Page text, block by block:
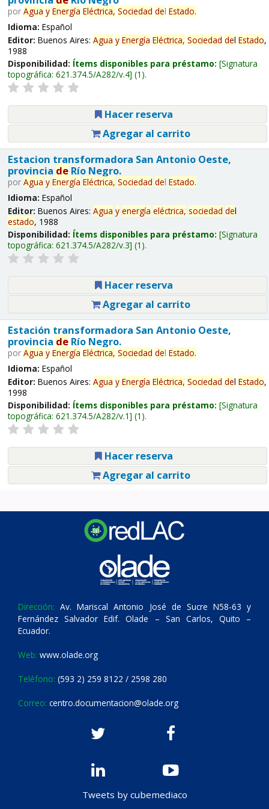
por Agua y Energía Eléctrica, Sociedad del Estado.
Idioma: Español
Editor: Buenos Aires: Agua y Energía Eléctrica, Sociedad del Estado,
1988
Disponibilidad: Ítems disponibles para préstamo: Signatura
topográfica: 621.374.5/A282/v.4 (1).
Hacer reserva
Agregar al carrito
Estacion transformadora San Antonio Oeste,
provincia deRío Negro.
por Agua y Energía Eléctrica, Sociedad del Estado.
Idioma: Español
Editor: Buenos Aires: Agua y energía eléctrica, sociedad del
estado, 1988
Disponibilidad: Ítems disponibles para préstamo: Signatura
topográfica: 621.374.5/A282/v.3 (1).
Hacer reserva
Agregar al carrito
Estación transformadora San Antonio Oeste,
provincia deRío Negro.
por Agua y Energía Eléctrica, Sociedad del Estado.
Idioma: Español
Editor: Buenos Aires: Agua y Energía Eléctrica, Sociedad del Estado,
1998
Disponibilidad: Ítems disponibles para préstamo: Signatura
topográfica: 621.374.5/A282/v.1 (1).
Hacer reserva
Agregar al carrito
Dirección: Av. Mariscal Antonio José de Sucre N58-63 y
Fernández Salvador Edif. Olade – San Carlos, Quito –
Ecuador.
Web: www.olade.org
Teléfono: (593 2) 259 8122 / 2598 280
Correo: centro.documentacion@olade.org
Tweets by cubemediaco